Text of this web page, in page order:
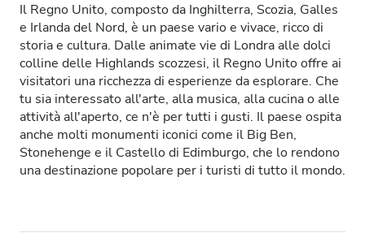
Dialisi HDF
Accetta
Pazienti con HIV
Pazienti con epatite B
Prezzo
Il Regno Unito, composto da Inghilterra, Scozia, Galles
e Irlanda del Nord, è un paese vario e vivace, ricco di
storia e cultura. Dalle animate vie di Londra alle dolci
colline delle Highlands scozzesi, il Regno Unito offre ai
visitatori una ricchezza di esperienze da esplorare. Che
tu sia interessato all'arte, alla musica, alla cucina o alle
attività all'aperto, ce n'è per tutti i gusti. Il paese ospita
anche molti monumenti iconici come il Big Ben,
Stonehenge e il Castello di Edimburgo, che lo rendono
una destinazione popolare per i turisti di tutto il mondo.